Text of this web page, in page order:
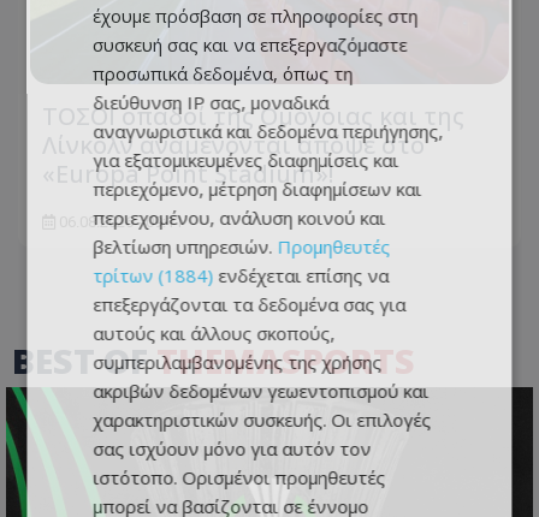
ΤΟΣΟΙ οπαδοί της Ομόνοιας και της
Λίνκολν αναμένονται απόψε στο
«Europa Point Stadium»!
06.08.2026 - 09:11
BEST OFTHEMASPORTS
έχουμε πρόσβαση σε πληροφορίες στη
συσκευή σας και να επεξεργαζόμαστε
προσωπικά δεδομένα, όπως τη
διεύθυνση IP σας, μοναδικά
αναγνωριστικά και δεδομένα περιήγησης,
για εξατομικευμένες διαφημίσεις και
περιεχόμενο, μέτρηση διαφημίσεων και
περιεχομένου, ανάλυση κοινού και
βελτίωση υπηρεσιών. Προμηθευτές
τρίτων (1884) ενδέχεται επίσης να
επεξεργάζονται τα δεδομένα σας για
αυτούς και άλλους σκοπούς,
συμπεριλαμβανομένης της χρήσης
ακριβών δεδομένων γεωεντοπισμού και
χαρακτηριστικών συσκευής. Οι επιλογές
σας ισχύουν μόνο για αυτόν τον
ιστότοπο. Ορισμένοι προμηθευτές
μπορεί να βασίζονται σε έννομο